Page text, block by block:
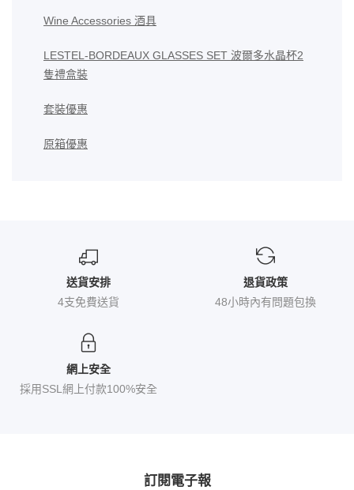
Wine Accessories 酒具
LESTEL-BORDEAUX GLASSES SET 波爾多水晶杯2
隻禮盒裝
套裝優惠
原箱優惠
送貨安排
4支免費送貨
退貨政策
48小時內有問題包換
網上安全
採用SSL網上付款100%安全
訂閱電子報